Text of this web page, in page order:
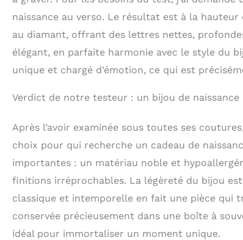
naissance au verso. Le résultat est à la
au diamant, offrant des lettres nettes,
élégant, en parfaite harmonie avec le style du
unique et chargé d’émotion, ce qui est
Verdict de notre testeur : un bijou de naissance
Après l’avoir examinée sous toutes ses
choix pour qui recherche un cadeau de
importantes : un matériau noble et
finitions irréprochables. La légèreté du bijou
classique et intemporelle en fait une pièce qui
conservée précieusement dans une boîte à
idéal pour immortaliser un moment unique.